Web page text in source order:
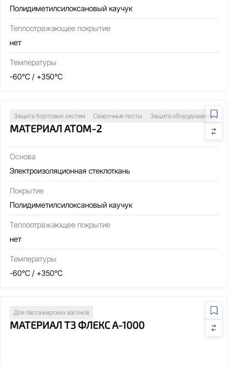
Полидиметилсилоксановый каучук
Теплоотражающее покрытие
нет
Температуры
-60°C / +350°C
Защита бортовых систем Сварочные посты Защита оборудования
МАТЕРИАЛ АТОМ-2
Основа
Электроизоляционная стеклоткань
Покрытие
Полидиметилсилоксановый каучук
Теплоотражающее покрытие
нет
Температуры
-60°C / +350°C
Для пассажирских вагонов
МАТЕРИАЛ Т3 ФЛЕКС А-1000